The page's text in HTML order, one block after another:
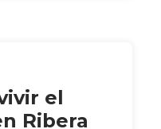
el
Ribera